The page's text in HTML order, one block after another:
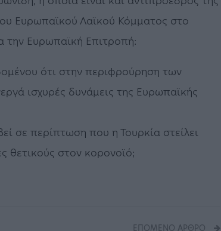
Ευρωπαϊκού Λαϊκού Κόμματος στο
την Ευρωπαϊκή Επιτροπή:
ότι στην περιφρούρηση των
ισχυρές δυνάμεις της Ευρωπαϊκής
σε περίπτωση που η Τουρκία στείλει
στον κορονοϊό;
ΕΠΌΜΕΝΟ ΆΡΘΡΟ